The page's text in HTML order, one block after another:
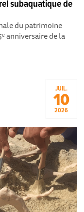
subaquatique de
du patrimoine
anniversaire de la
JUIL.
10
2026